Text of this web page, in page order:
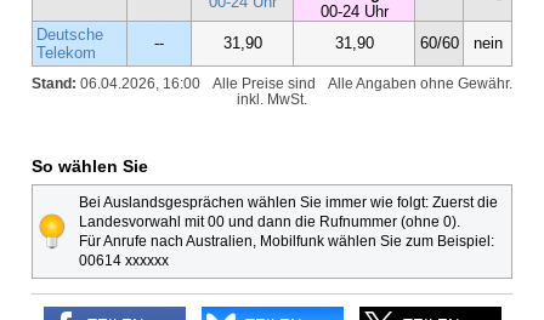
00-24 Uhr
Deutsche
Telekom
-- 31,90 31,90 60/60 nein
Stand: 06.04.2026, 16:00 Alle Angaben ohne Gewähr.
Alle Preise sind
inkl. MwSt.
So wählen Sie
Bei Auslandsgesprächen wählen Sie immer wie folgt: Zuerst die
Landesvorwahl mit 00 und dann die Rufnummer (ohne 0).
Für Anrufe nach Australien, Mobilfunk wählen Sie zum Beispiel:
00614 xxxxxx